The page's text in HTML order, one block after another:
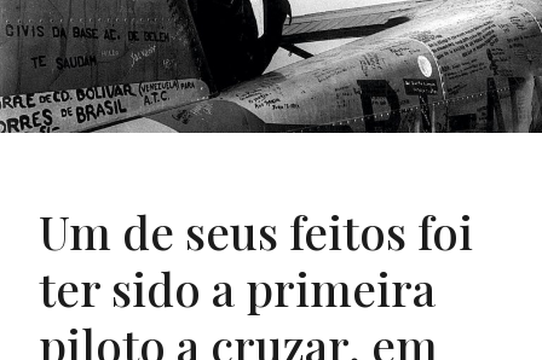
Um de seus feitos foi
ter sido a primeira
piloto a cruzar, em